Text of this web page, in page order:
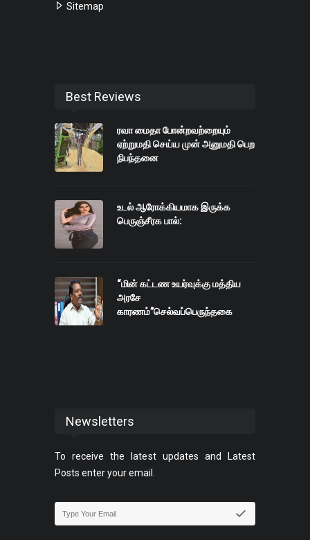
Sitemap
Best Reviews
ரவா மைதா போன்றவற்றையும்
ஏற்றுமதி செய்ய முன் அனுமதி பெற
நிபந்தனை
உடல் ஆரோக்கியமாக இருக்க ​
பெருஞ்சீரக பால்:
“மின் கட்டண உயர்வுக்கு மத்திய
அரசே
காரணம்”செல்வப்பெருந்தகை
Newsletters
To receive the latest updates and Latest
Posts enter your email.